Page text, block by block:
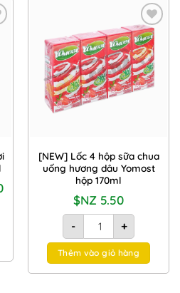
Giá
hiện
dừa tươi Vietcoco premium 330 ml số
Add to
Wishlist
[NEW] Lốc 4 hộp sữa chua
uống hương dâu Yomost
hộp 170ml
$NZ 5.50
-
[NEW] Lốc 4 hộp sữa
+
Thêm vào giỏ hàng